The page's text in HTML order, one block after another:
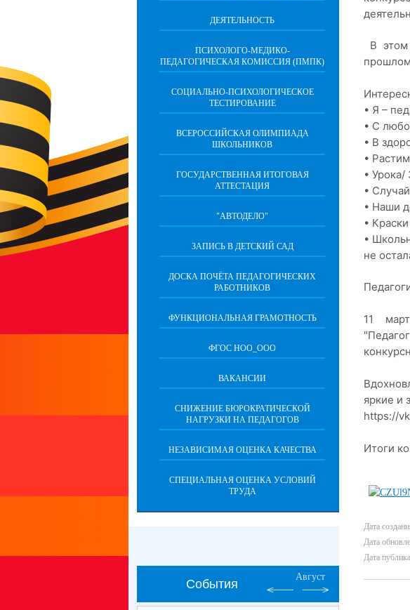
В этом
• Я –
• С
• В
•
• Урока/
•
• Наши
•
•
не
11
яркие и
https://
Итоги
Дата
Дата
Дата
ДЕЯТЕЛЬНОСТЬ
ПСИХОЛОГО-МЕДИКО-
ПЕДАГОГИЧЕСКАЯ КОМИССИЯ (ПМПК)
СОЦИАЛЬНО-ПСИХОЛОГИЧЕСКОЕ
ТЕСТИРОВАНИЕ
ВСЕРОССИЙСКАЯ ОЛИМПИАДА
ШКОЛЬНИКОВ
ГОСУДАРСТВЕННАЯ ИТОГОВАЯ
АТТЕСТАЦИЯ
"АВТОДЕЛО"
ЗАПИСЬ В ДЕТСКИЙ САД
ДОСКА ПОЧЁТА ПЕДАГОГИЧЕСКИХ
РАБОТНИКОВ
ФУНКЦИОНАЛЬНАЯ ГРАМОТНОСТЬ
ФГОС НОО_ООО
ВАКАНСИИ
СНИЖЕНИЕ БЮРОКРАТИЧЕСКОЙ
НАГРУЗКИ НА ПЕДАГОГОВ
НЕЗАВИСИМАЯ ОЦЕНКА КАЧЕСТВА
СПЕЦИАЛЬНАЯ ОЦЕНКА УСЛОВИЙ
ТРУДА
События
Август